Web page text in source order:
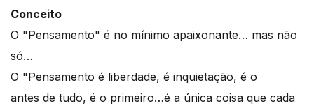
Conceito
O "Pensamento" é no mínimo apaixonante… mas não
só…
O "Pensamento é liberdade, é inquietação, é o
antes de tudo, é o primeiro…é a única coisa que cada